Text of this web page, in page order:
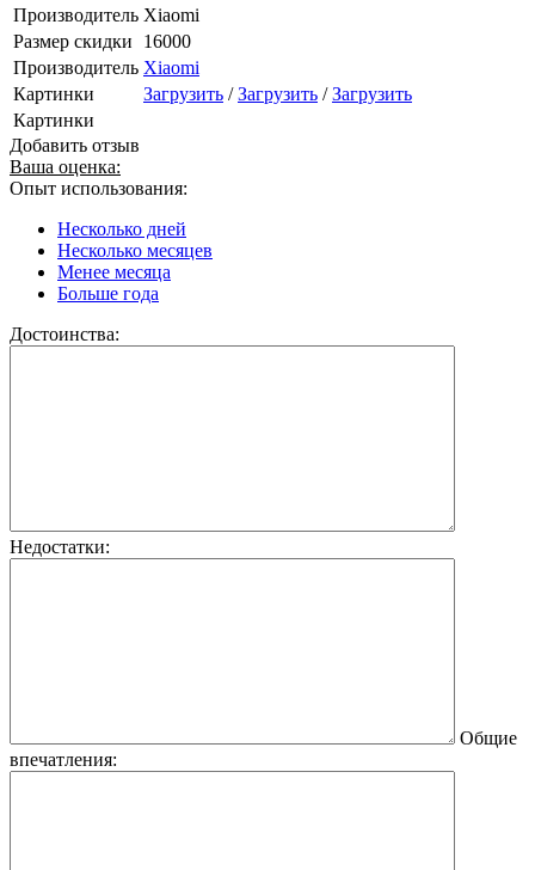
Производитель Xiaomi
Размер скидки
16000
Производитель Xiaomi
Картинки
Загрузить /Загрузить /Загрузить
Картинки
Добавить отзыв
Ваша оценка:
Опыт использования:
Несколько дней
Несколько месяцев
Менее месяца
Больше года
Достоинства:
Недостатки:
Общие
впечатления: